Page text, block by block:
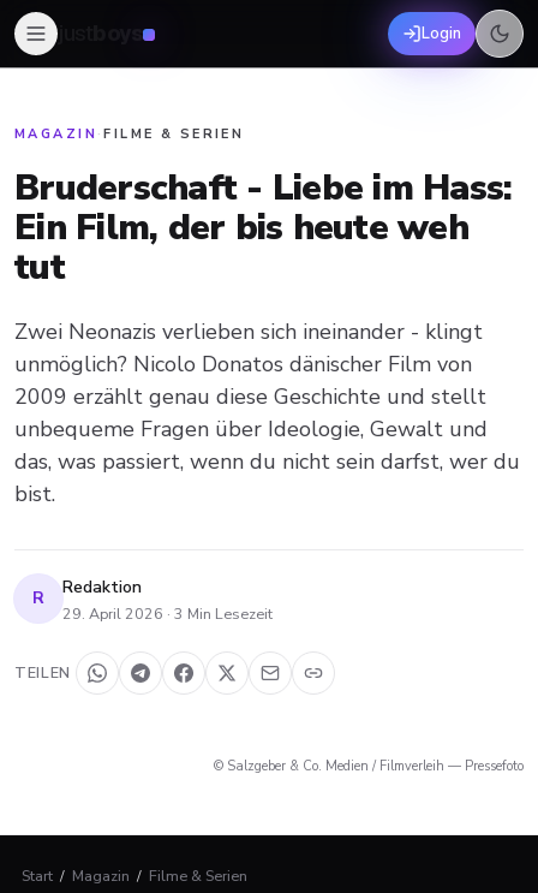
boys Login
MAGAZIN ·FILME & SERIEN
Bruderschaft - Liebe im Hass:
Ein Film, der bis heute weh
tut
Zwei Neonazis verlieben sich ineinander - klingt
unmöglich? Nicolo Donatos dänischer Film von
2009 erzählt genau diese Geschichte und stellt
unbequeme Fragen über Ideologie, Gewalt und
das, was passiert, wenn du nicht sein darfst, wer du
bist.
R Redaktion
29. April 2026 · 3 Min Lesezeit
TEILEN
© Salzgeber & Co. Medien / Filmverleih — Pressefoto
Start / Magazin / Filme & Serien